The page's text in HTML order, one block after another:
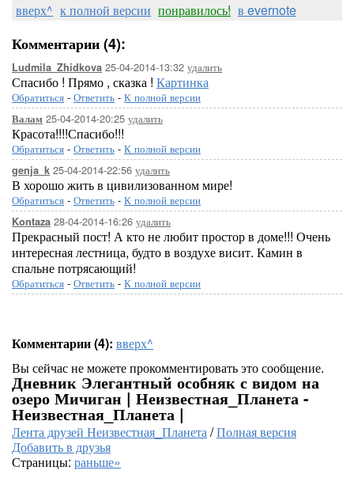
вверх^ к полной версии понравилось! в evernote
Комментарии (4):
Ludmila_Zhidkova 25-04-2014-13:32 удалить
Спасибо ! Прямо , сказка ! Картинка
Обратиться - Ответить - К полной версии
Валам 25-04-2014-20:25 удалить
Красота!!!!Спасибо!!!
Обратиться - Ответить - К полной версии
genja_k 25-04-2014-22:56 удалить
В хорошо жить в цивилизованном мире!
Обратиться - Ответить - К полной версии
Kontaza 28-04-2014-16:26 удалить
Прекрасный пост! А кто не любит простор в доме!!! Очень
интересная лестница, будто в воздухе висит. Камин в
спальне потрясающий!
Обратиться - Ответить - К полной версии
Комментарии (4): вверх^
Вы сейчас не можете прокомментировать это сообщение.
Дневник Элегантный особняк с видом на
озеро Мичиган | Неизвестная_Планета -
Неизвестная_Планета |
Лента друзей Неизвестная_Планета/Полная версия
Добавить в друзья
Страницы: раньше»